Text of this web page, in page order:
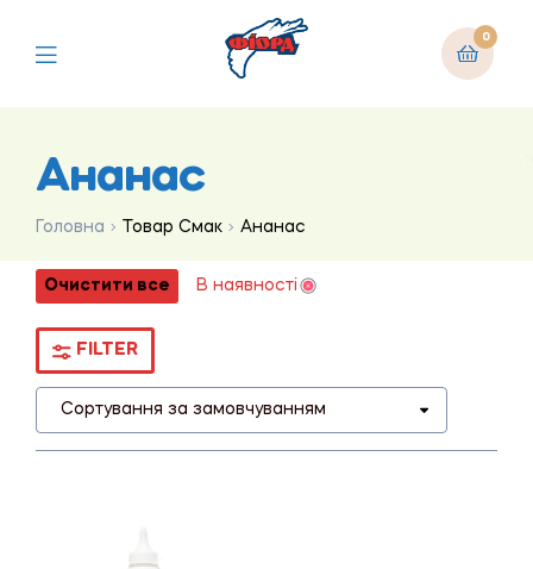
0
Ананас
Головна Товар Смак Ананас
Очистити все В наявності
FILTER